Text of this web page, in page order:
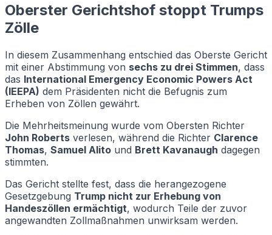
Oberster Gerichtshof stoppt Trumps
Zölle
In diesem Zusammenhang entschied das Oberste Gericht
mit einer Abstimmung von sechs zu drei Stimmen, dass
das International Emergency Economic Powers Act
(IEEPA) dem Präsidenten nicht die Befugnis zum
Erheben von Zöllen gewährt.
Die Mehrheitsmeinung wurde vom Obersten Richter
John Roberts verlesen, während die Richter Clarence
Thomas, Samuel Alito und Brett Kavanaugh dagegen
stimmten.
Das Gericht stellte fest, dass die herangezogene
Gesetzgebung Trump nicht zur Erhebung von
Handeszöllen ermächtigt, wodurch Teile der zuvor
angewandten Zollmaßnahmen unwirksam werden.